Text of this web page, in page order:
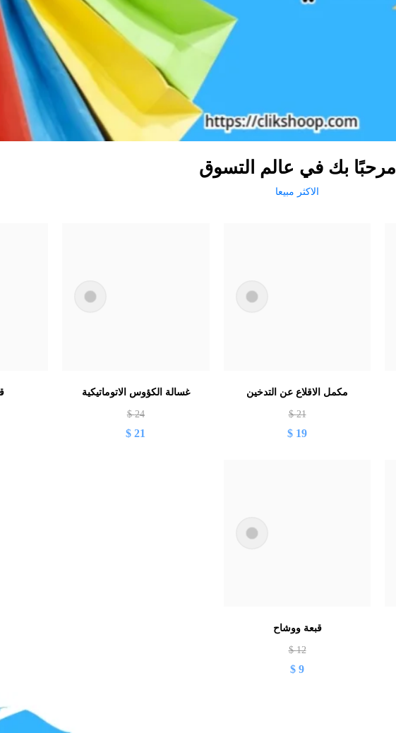
مرحبًا بك في عالم التسوق
الاكثر مبيعا
مكمل الاقلاع عن التدخين
21
$
19
$
غسالة الكؤوس الاتوماتيكية
24
$
21
$
قبعة ووشاح
12
$
9
$